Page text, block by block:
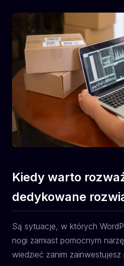
Kiedy warto
dedykowane
Są sytuacje, w których
nogi zamiast pomocnym
wiedzieć zanim zainwestujesz